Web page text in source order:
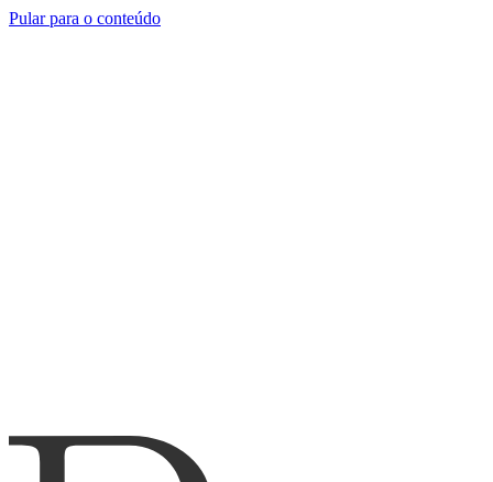
Pular para o conteúdo